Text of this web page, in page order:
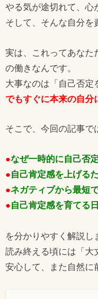
やる気が途切れて、心
そして、そんな自分を
実は、これってあなた
の働きなんです。
大事なのは「自己否定
でもすぐに本来の自分
そこで、今回の記事で
●なぜ一時的に自己否
●自己肯定感を上げる
●ネガティブから最短
●自己肯定感を育てる
を分かりやすく解説し
読み終える頃には「大
安心して、また自然に